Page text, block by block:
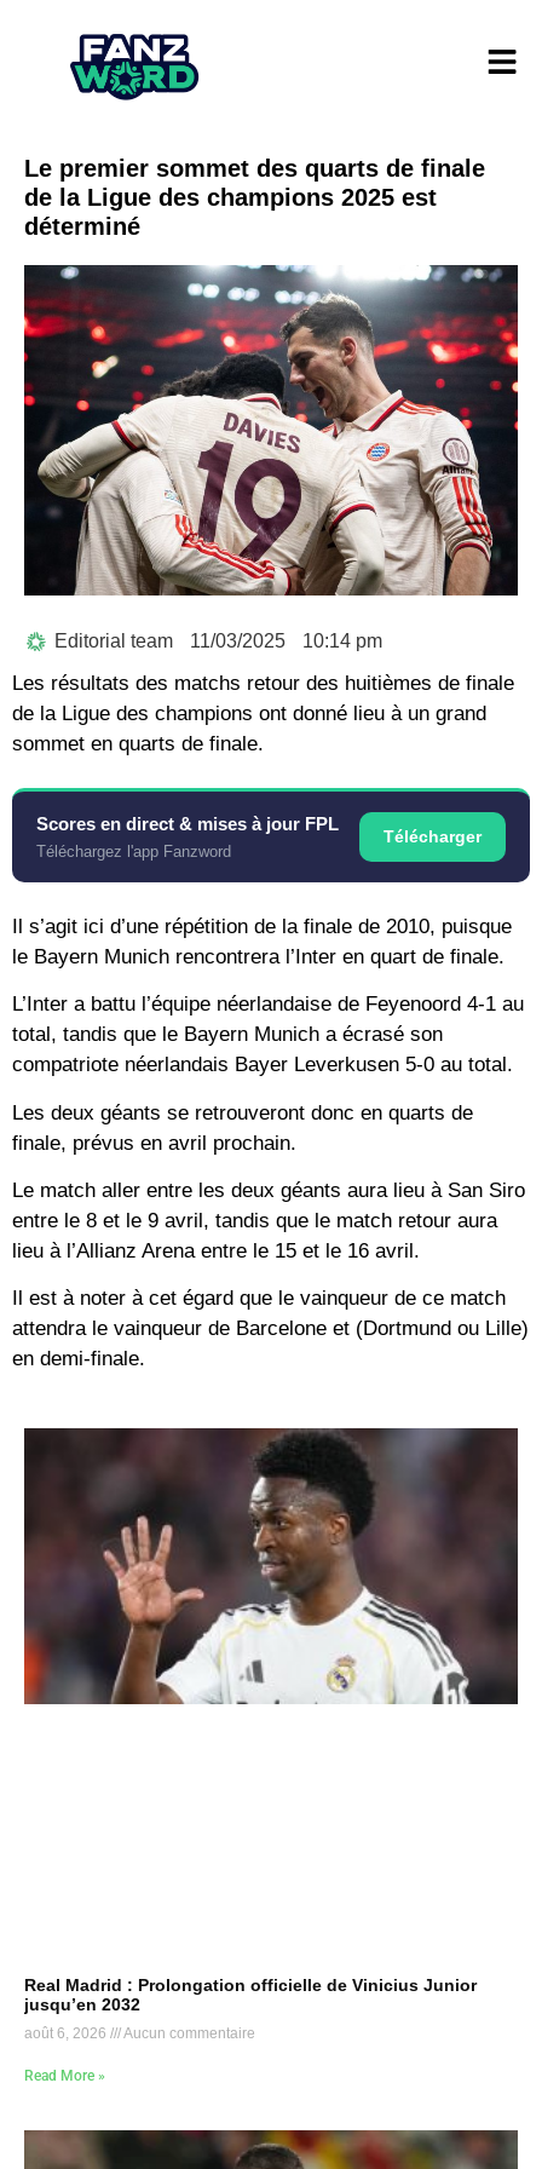
Le premier sommet des quarts de finale
de la Ligue des champions 2025 est
déterminé
Editorial team 11/03/2025 10:14 pm
Les résultats des matchs retour des huitièmes de finale
de la Ligue des champions ont donné lieu à un grand
sommet en quarts de finale.
Scores en direct & mises à jour FPL
Téléchargez l'app Fanzword
Télécharger
Il s’agit ici d’une répétition de la finale de 2010, puisque
le Bayern Munich rencontrera l’Inter en quart de finale.
L’Inter a battu l’équipe néerlandaise de Feyenoord 4-1 au
total, tandis que le Bayern Munich a écrasé son
compatriote néerlandais Bayer Leverkusen 5-0 au total.
Les deux géants se retrouveront donc en quarts de
finale, prévus en avril prochain.
Le match aller entre les deux géants aura lieu à San Siro
entre le 8 et le 9 avril, tandis que le match retour aura
lieu à l’Allianz Arena entre le 15 et le 16 avril.
Il est à noter à cet égard que le vainqueur de ce match
attendra le vainqueur de Barcelone et (Dortmund ou Lille)
en demi-finale.
Real Madrid : Prolongation officielle de Vinicius Junior
jusqu’en 2032
août 6, 2026 Aucun commentaire
Read More »